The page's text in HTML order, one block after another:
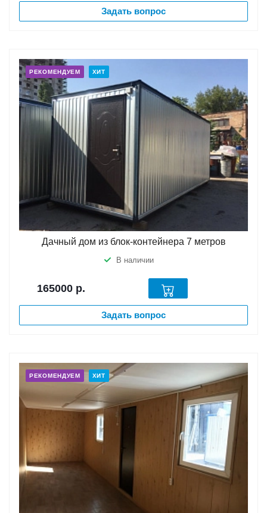
Задать вопрос
РЕКОМЕНДУЕМ ХИТ
Дачный дом из блок-контейнера 7 метров
В наличии
165000 р.
Задать вопрос
РЕКОМЕНДУЕМ ХИТ